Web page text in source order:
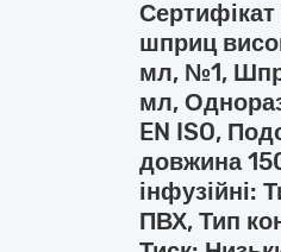
Сертифікат
шприц
мл, №1,
мл,
EN ISO,
довжина
інфузійні:
ПВХ, Тип